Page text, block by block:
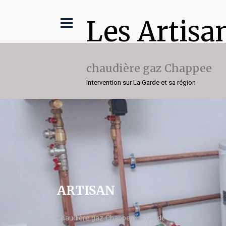
Les
chaudière gaz Chappee
Intervention sur La Garde et sa région
ARTISAN
chaudière gaz Chappee La Garde